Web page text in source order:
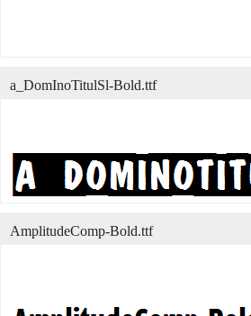
a_DomInoTitulSl-Bold.ttf
AmplitudeComp-Bold.ttf